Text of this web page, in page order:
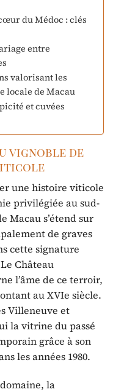
du Médoc : clés
entre
valorisant les
locale de Macau
et cuvées
vignoble de
une histoire viticole
privilégiée au sud-
Macau s’étend sur
de graves
cette signature
Château
l’âme de ce terroir,
au XVIe siècle.
Villeneuve et
la vitrine du passé
grâce à son
les années 1980.
la